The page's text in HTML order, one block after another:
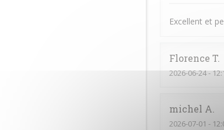
Excellent et
Florence T
2026-06-24-
michel A
2026-07-01 -